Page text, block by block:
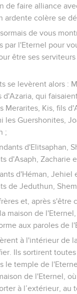
de faire alliance
ardente colère se
de vous
par l'Eternel pour
être ses
se levèrent alors :
d'Azaria, qui
Merarites, Kis, fils
les Guershonites,
;
d'Elitsaphan,
d'Asaph, Zacharie
d'Héman, Jehiel
de Jeduthun,
et, après s'être
maison de
aux paroles de
à l'intérieur de
Ils sortirent
le temple de
de l'Eternel,
à l’extérieur, au